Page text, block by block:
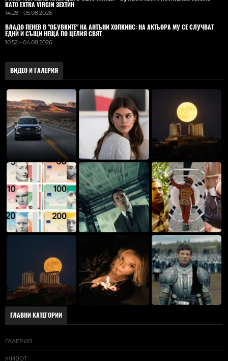
КАТО EXTRA VIRGIN ЗЕХТИН
14:28 - 05.08.2026
ВЛАДO ПЕНЕВ В "ОБУВКИТЕ" НА АНТЪНИ ХОПКИНС: НА АКТЬОРА МУ СЕ СЛУЧВАТ
ЕДНИ И СЪЩИ НЕЩА ПО ЦЕЛИЯ СВЯТ
10:52 - 04.08.2026
ВИДЕО И ГАЛЕРИЯ
ГЛАВНИ КАТЕГОРИИ
ГАЛЕРИЯ
ЖИВОТ